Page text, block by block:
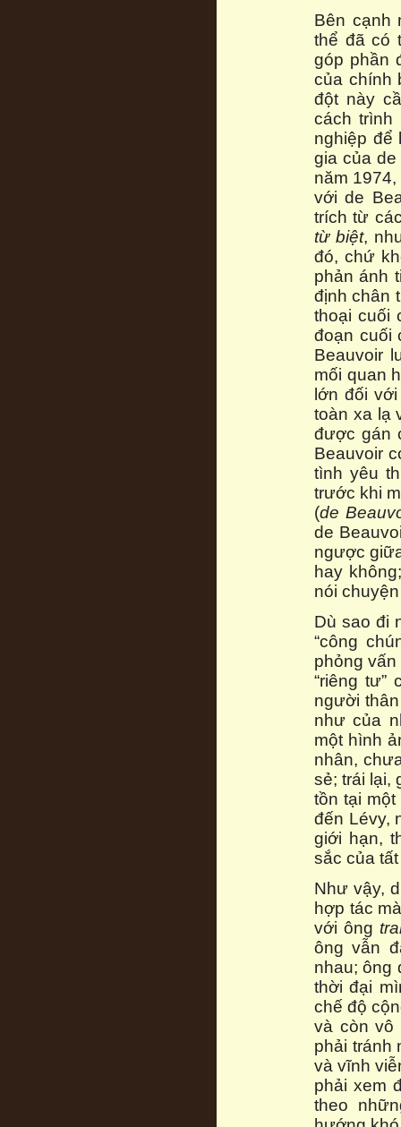
Bên cạnh
thể đã có
góp phần
của chính
đột này
cách
nghiệp để
gia của
năm
với de
trích từ
từ biệt,
đó, chứ
phản ánh
định chân
thoại cuối
đoạn cuối
Beauvoir
mối quan
lớn đối
toàn xa lạ
được gán
Beauvoir
tình yêu
trước khi
(de
de
ngược
hay
nói
Dù sao đi
“công
phỏng
“riêng
người
như của
một hình
nhân,
sẻ; trái lại,
tồn tại
đến Lévy,
giới hạn,
sắc của
Như vậy,
hợp tác
với ông
ông vẫn
nhau; ông
thời đại
chế độ
và còn vô
phải tránh
và vĩnh
phải xem
theo